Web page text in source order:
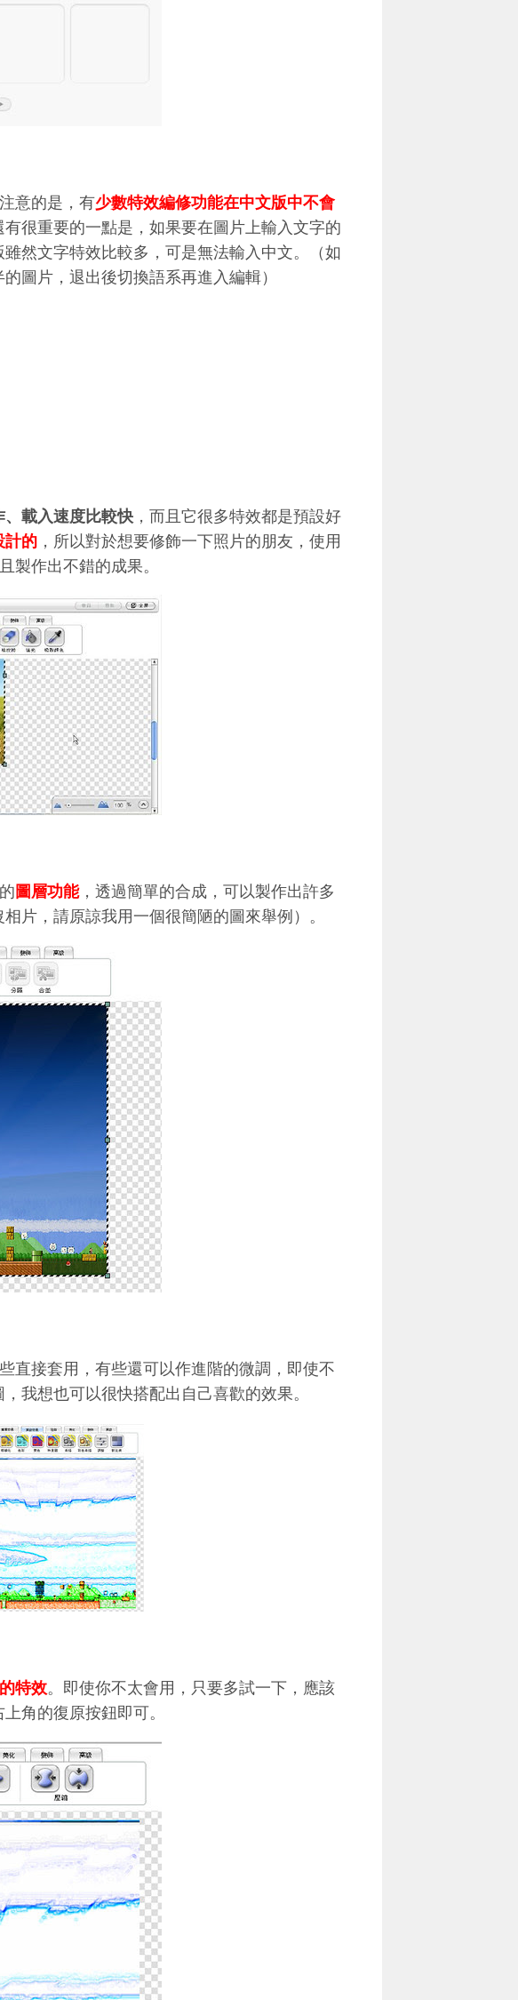
意的是，有少數特效編修功能在中文版中不會
很重要的一點是，如果要在圖片上輸入文字的
雖然文字特效比較多，可是無法輸入中文。（如
圖片，退出後切換語系再進入編輯）
載入速度比較快 ，而且它很多特效都是預設好
計的 ，所以對於想要修飾一下照片的朋友，使用
製作出不錯的成果。
圖層功能，透過簡單的合成，可以製作出許多
片，請原諒我用一個很簡陋的圖來舉例）。
直接套用，有些還可以作進階的微調，即使不
我想也可以很快搭配出自己喜歡的效果。
特效。即使你不太會用，只要多試一下，應該
角的復原按鈕即可。